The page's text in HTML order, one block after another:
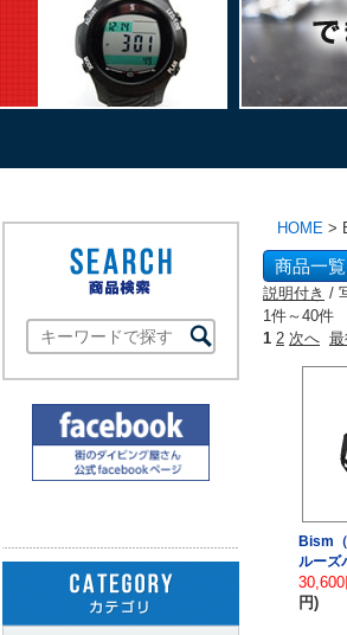
HOME >
商品一覧
説明付き /
1件～40件
1 2 次へ
Bism
ルーズ
30,600
円)